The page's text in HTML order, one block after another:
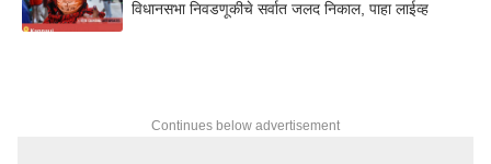
विधानसभा निवडणूकीचे सर्वात जलद निकाल, पाहा लाईव्ह
Continues below advertisement